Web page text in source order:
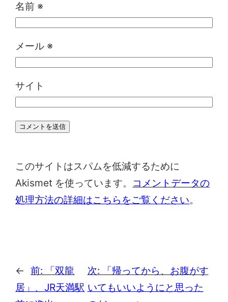
名前 ※
メール ※
サイト
このサイトはスパムを低減するために
Akismet を使っています。
コメントデータの
処理方法の詳細はこちらをご覧ください。
← 前:
「双龍
居」、JR天満駅
次:
「帰ってから、お腹がす
いてもいいようにと思った